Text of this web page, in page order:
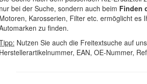
nur bei der Suche, sondern auch beim Finden
Motoren, Karosserien, Filter etc. ermöglicht es
zu finden.
Nutzen Sie auch die Freitextsuche auf
Herstellerartikelnummer, EAN, OE-Nummer,